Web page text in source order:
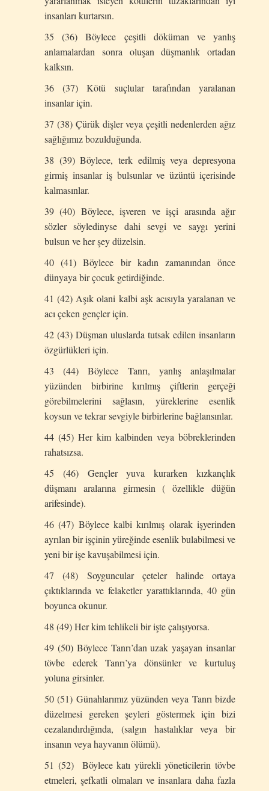
insanları kurtarsın.
35 (36) Böylece çeşitli döküman ve yanlış
anlamalardan sonra oluşan düşmanlık ortadan
kalksın.
36 (37) Kötü suçlular tarafından yaralanan
insanlar için.
37 (38) Çürük dişler veya çeşitli nedenlerden ağız
sağlığımız bozulduğunda.
38 (39) Böylece, terk edilmiş veya depresyona
girmiş insanlar iş bulsunlar ve üzüntü içerisinde
kalmasınlar.
39 (40) Böylece, işveren ve işçi arasında ağır
sözler söyledinyse dahi sevgi ve saygı yerini
bulsun ve her şey düzelsin.
40 (41) Böylece bir kadın zamanından önce
dünyaya bir çocuk getirdiğinde.
41 (42) Aşık olani kalbi aşk acısıyla yaralanan ve
acı çeken gençler için.
42 (43) Düşman uluslarda tutsak edilen insanların
özgürlükleri için.
43 (44) Böylece Tanrı, yanlış anlaşılmalar
yüzünden birbirine kırılmış çiftlerin gerçeği
görebilmelerini sağlasın, yüreklerine esenlik
koysun ve tekrar sevgiyle birbirlerine bağlansınlar.
44 (45) Her kim kalbinden veya böbreklerinden
rahatsızsa.
45 (46) Gençler yuva kurarken kızkançlık
düşmanı aralarına girmesin ( özellikle düğün
arifesinde).
46 (47) Böylece kalbi kırılmış olarak işyerinden
ayrılan bir işçinin yüreğinde esenlik bulabilmesi ve
yeni bir işe kavuşabilmesi için.
47 (48) Soyguncular çeteler halinde ortaya
çıktıklarında ve felaketler yarattıklarında, 40 gün
boyunca okunur.
48 (49) Her kim tehlikeli bir işte çalışıyorsa.
49 (50) Böylece Tanrı’dan uzak yaşayan insanlar
tövbe ederek Tanrı’ya dönsünler ve kurtuluş
yoluna girsinler.
50 (51) Günahlarımız yüzünden veya Tanrı bizde
düzelmesi gereken şeyleri göstermek için bizi
cezalandırdığında, (salgın hastalıklar veya bir
insanın veya hayvanın ölümü).
51 (52) Böylece katı yürekli yöneticilerin tövbe
etmeleri, şefkatli olmaları ve insanlara daha fazla